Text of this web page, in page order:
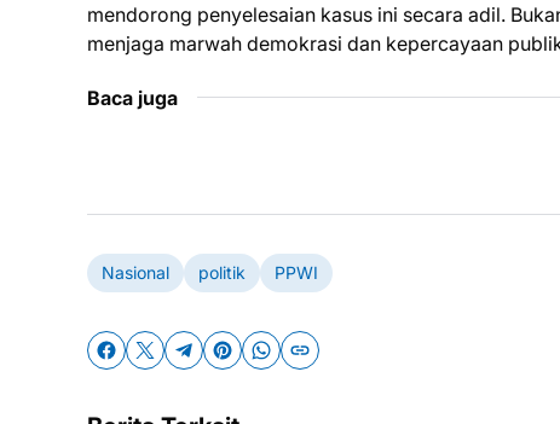
mendorong penyelesaian kasus ini secara adil.
menjaga marwah demokrasi dan kepercayaan
Baca juga
Nasional politik PPWI